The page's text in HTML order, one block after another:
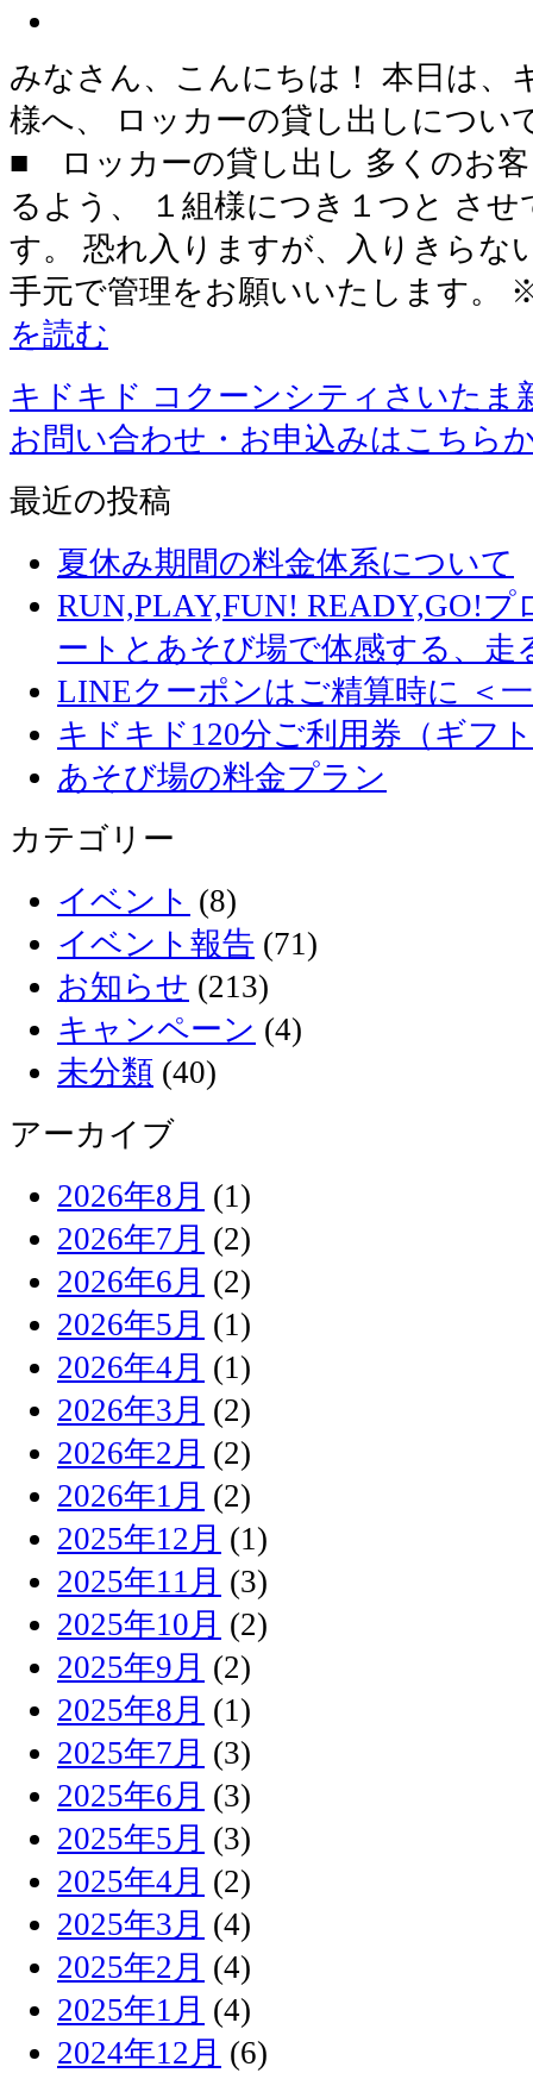
みなさん、こんにちは！ 本日は、
様へ、 ロッカーの貸し出しについ
■ ロッカーの貸し出し 多くのお
るよう、 １組様につき１つと さ
す。 恐れ入りますが、入りきらな
手元で管理をお願いいたします。
を読む
キドキド コクーンシティさいたま
お問い合わせ・お申込みはこちら
最近の投稿
夏休み期間の料金体系について
RUN,PLAY,FUN! READY,GO!
ートとあそび場で体感する、走
LINEクーポンはご精算時に ＜
キドキド120分ご利用券（ギフ
あそび場の料金プラン
カテゴリー
イベント (8)
イベント報告 (71)
お知らせ (213)
キャンペーン (4)
未分類 (40)
アーカイブ
2026年8月 (1)
2026年7月 (2)
2026年6月 (2)
2026年5月 (1)
2026年4月 (1)
2026年3月 (2)
2026年2月 (2)
2026年1月 (2)
2025年12月 (1)
2025年11月 (3)
2025年10月 (2)
2025年9月 (2)
2025年8月 (1)
2025年7月 (3)
2025年6月 (3)
2025年5月 (3)
2025年4月 (2)
2025年3月 (4)
2025年2月 (4)
2025年1月 (4)
2024年12月 (6)